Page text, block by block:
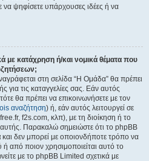
να ψηφίσετε υπάρχουσες ιδέες ή να
με κατάχρηση ή/και νομικά θέματα που
στη σελίδα “Η Ομάδα” θα πρέπει
για τις καταγγελίες σας. Εάν αυτός
θα πρέπει να επικοινωνήσετε με τον
αναζήτηση) ή, εάν αυτός λειτουργεί σε
f2s.com, κλπ), με τη διοίκηση ή το
Παρακαλώ σημειώστε ότι το phpBB
και δεν μπορεί με οποιονδήποτε τρόπο να
από ποιον χρησιμοποιείται αυτό το
με το phpBB Limited σχετικά με